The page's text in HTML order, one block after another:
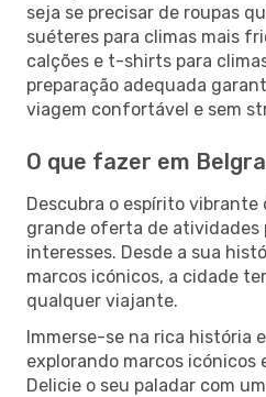
seja se precisar de roupas
suéteres para climas mais
calções e t-shirts para
preparação adequada
viagem confortável e sem
O que fazer em
Descubra o espírito vibrante
grande oferta de atividades
interesses. Desde a sua
marcos icónicos, a cidade
qualquer viajante.
Immerse-se na rica história
explorando marcos icónicos
Delicie o seu paladar com